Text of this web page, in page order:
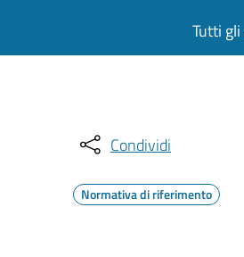
Tutti
Condividi
Normativa di riferimento